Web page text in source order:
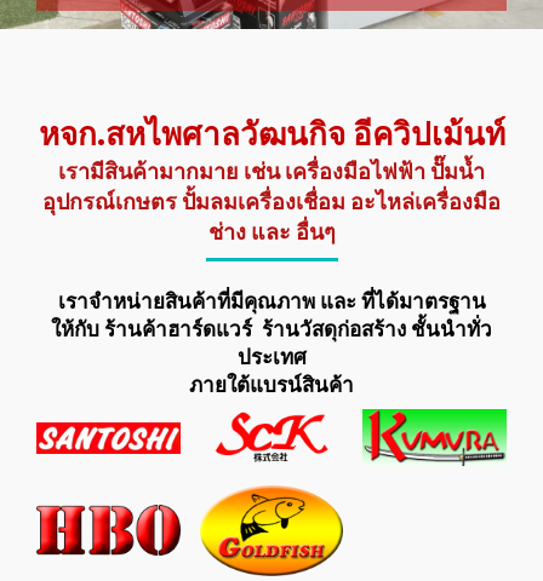
หจก.สหไพศาลวัฒนกิจ อีควิปเม้นท์
เรามีสินค้ามากมาย เช่น เครื่องมือไฟฟ้า ปั๊มน้ำ
อุปกรณ์เกษตร ปั้มลมเครื่องเชื่อม อะไหล่เครื่องมือ
ช่าง และ อื่นๆ
เราจำหน่ายสินค้าที่มีคุณภาพ และ ที่ได้มาตรฐาน
ให้กับ ร้านค้าฮาร์ดแวร์ ร้านวัสดุก่อสร้าง ชั้นนำทั่ว
ประเทศ
ภายใต้แบรน์สินค้า